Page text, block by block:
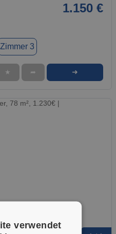
1.150 €
Zimmer 3
★ ➦ ➜
verwendet